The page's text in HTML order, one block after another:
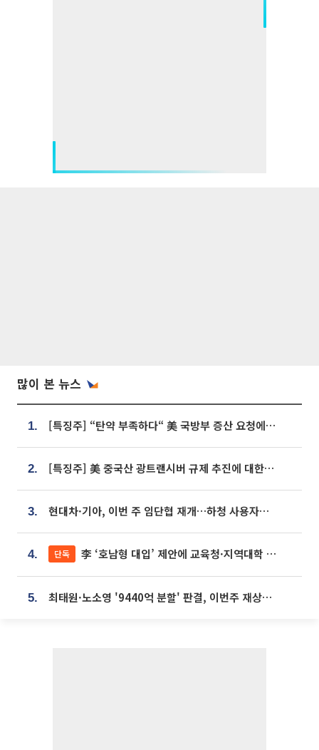
많이 본 뉴스
1. [특징주] “탄약 부족하다“ 美 국방부 증산 요청에⋯국내 방산주 급등세
2. [특징주] 美 중국산 광트랜시버 규제 추진에 대한광통신 등 광통신株 강세
3. 현대차·기아, 이번 주 임단협 재개…하청 사용자성 재심도 ‘변수’
4. 단독 李 ‘호남형 대입’ 제안에 교육청·지역대학 서·논술형 입시 연계 '착수'
5. 최태원·노소영 '9440억 분할' 판결, 이번주 재상고 여부 주목